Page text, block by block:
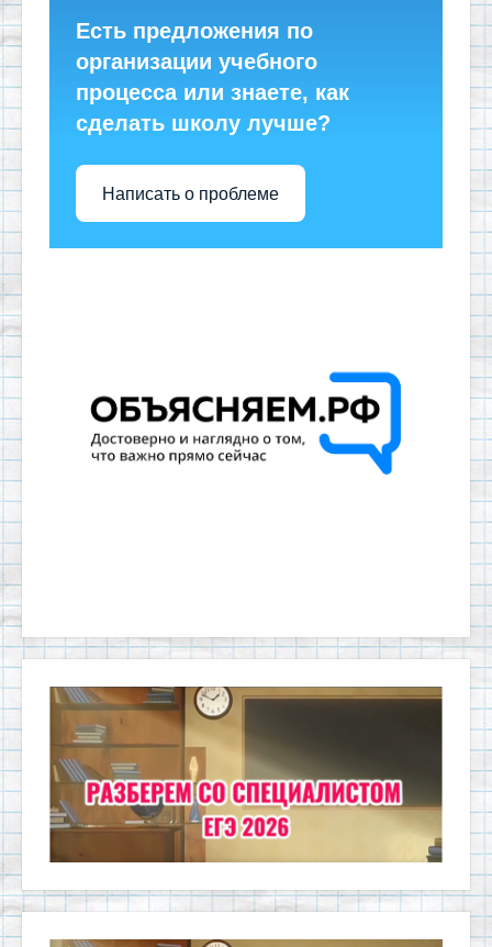
Есть предложения по
организации учебного
процесса или знаете, как
сделать школу лучше?
Написать о проблеме